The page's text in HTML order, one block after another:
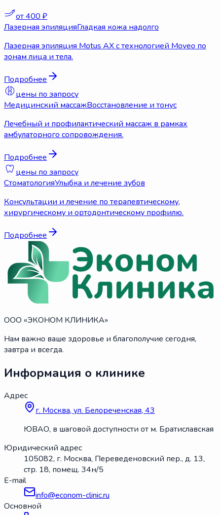
от 400 ₽
Лазерная эпиляцияГладкая кожа надолго
Лазерная эпиляция Motus AX с технологией Moveo по
зонам лица и тела.
Подробнее
цены по запросу
Медицинский массажВосстановление и тонус
Лечебный и профилактический массаж в рамках
амбулаторного сопровождения.
Подробнее
цены по запросу
СтоматологияУлыбка и лечение зубов
Консультации и лечение по терапевтическому,
хирургическому и ортодонтическому профилю.
Подробнее
ООО «ЭКОНОМ КЛИНИКА»
Нам важно ваше здоровье и благополучие сегодня,
завтра и всегда.
Информация о клинике
Адрес
г. Москва, ул. Белореченская, 43
ЮВАО, в шаговой доступности от м. Братиславская
Юридический адрес
105082, г. Москва, Переведеновский пер., д. 13,
стр. 18, помещ. 34н/5
E-mail
info@econom-clinic.ru
Основной